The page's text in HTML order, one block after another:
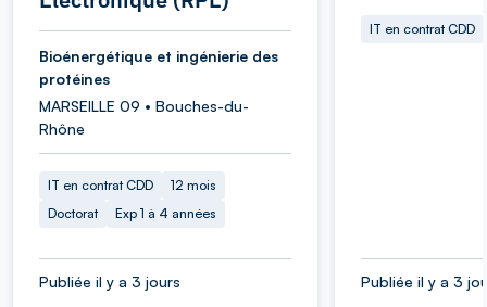
Bioénergétique et ingénierie des
protéines
MARSEILLE 09 • Bouches-du-
Rhône
IT en contrat CDD
12 mois
Doctorat
Exp 1 à 4 années
Publiée il y a 3 jours
IT en contrat CDD
Publiée il y a 3